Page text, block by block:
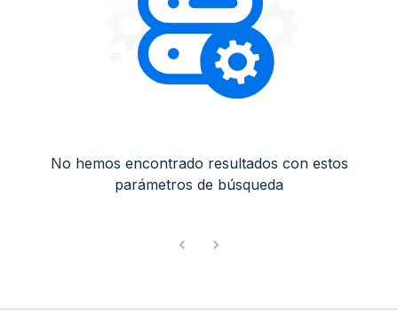
No hemos encontrado resultados con estos
parámetros de búsqueda